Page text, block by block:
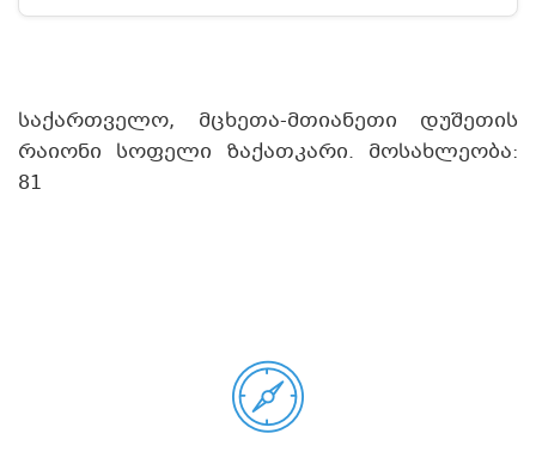
საქართველო, მცხეთა-მთიანეთი დუშეთის
რაიონი სოფელი ზაქათკარი. მოსახლეობა:
81